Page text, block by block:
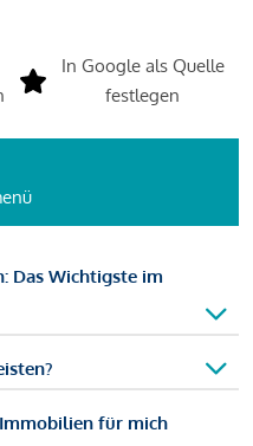
In Google als Quelle
festlegen
Das Wichtigste im
für mich